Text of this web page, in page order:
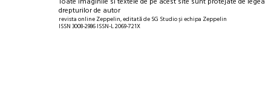
drepturilor de autor
revista online Zeppelin, editată de SG Studio și echipa Zeppelin
ISSN 3008-2986 ISSN-L 2069-721X